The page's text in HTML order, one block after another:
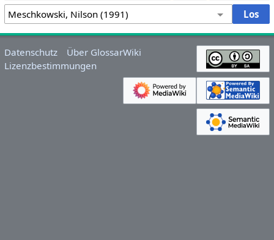
Datenschutz
Über GlossarWiki
Lizenzbestimmungen